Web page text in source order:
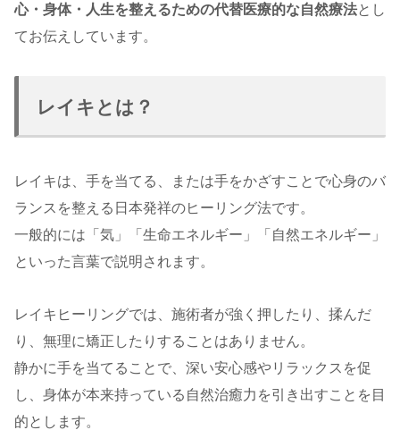
心・身体・人生を整えるための代替医療的な自然療法とし
てお伝えしています。
レイキとは？
レイキは、手を当てる、または手をかざすことで心身のバ
ランスを整える日本発祥のヒーリング法です。
一般的には「気」「生命エネルギー」「自然エネルギー」
といった言葉で説明されます。
レイキヒーリングでは、施術者が強く押したり、揉んだ
り、無理に矯正したりすることはありません。
静かに手を当てることで、深い安心感やリラックスを促
し、身体が本来持っている自然治癒力を引き出すことを目
的とします。